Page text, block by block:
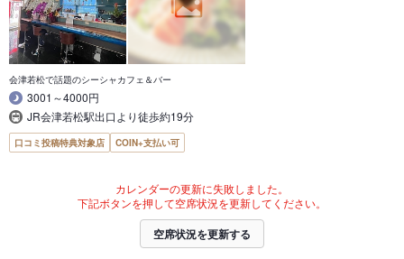
会津若松で話題のシーシャカフェ＆バー
3001～4000円
JR会津若松駅出口より徒歩約19分
口コミ投稿特典対象店 COIN+支払い可
カレンダーの更新に失敗しました。
下記ボタンを押して空席状況を更新してください。
空席状況を更新する